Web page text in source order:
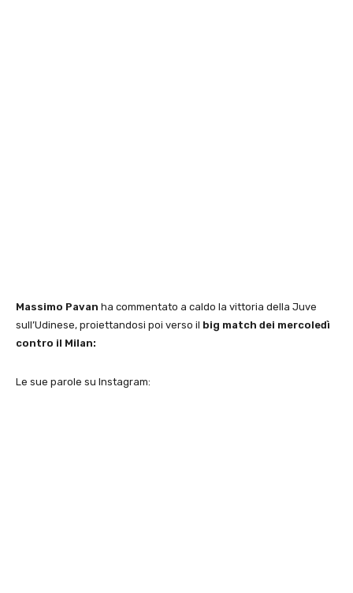
Massimo Pavan ha commentato a caldo la vittoria della Juve
sull’Udinese, proiettandosi poi verso il big match dei mercoledì
contro il Milan:
Le sue parole su Instagram: